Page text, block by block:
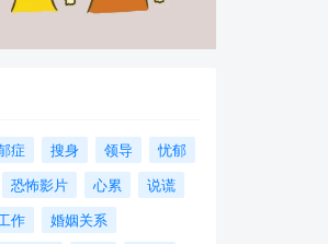
症 搜身 领导
忧郁
恐怖影片 心累
说谎
作
婚姻关系